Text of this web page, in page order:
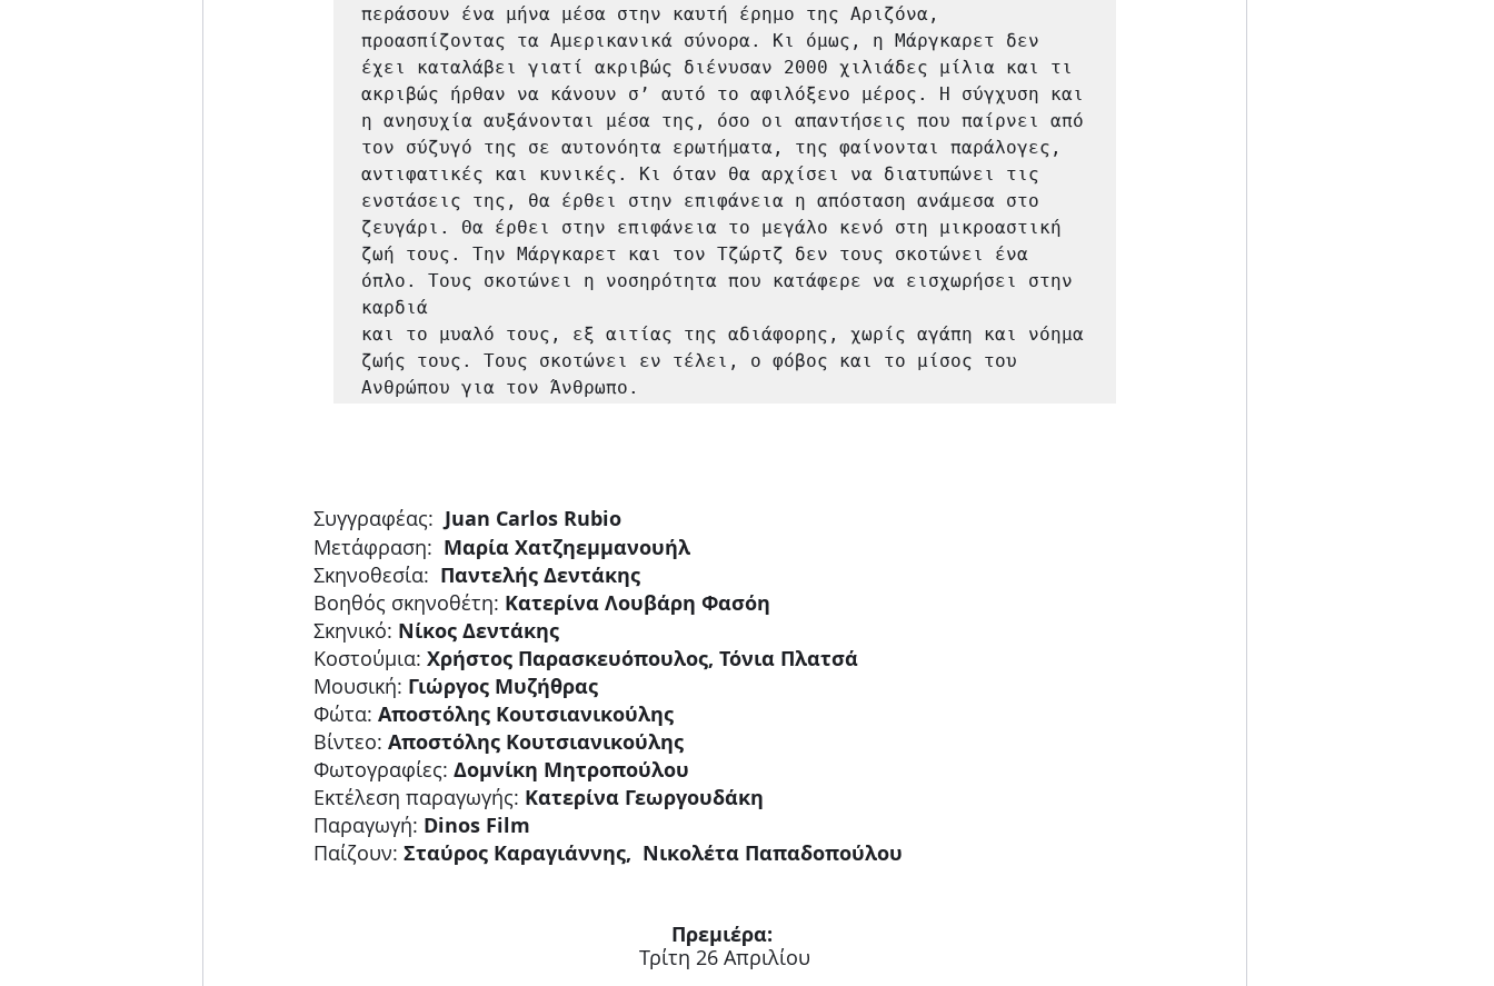
περάσουν ένα μήνα μέσα στην καυτή έρημο της Αριζόνα,
προασπίζοντας τα Αμερικανικά σύνορα. Κι όμως, η Μάργκαρετ δεν
έχει καταλάβει γιατί ακριβώς διένυσαν 2000 χιλιάδες μίλια και τι
ακριβώς ήρθαν να κάνουν σ’ αυτό το αφιλόξενο μέρος. Η σύγχυση και
η ανησυχία αυξάνονται μέσα της, όσο οι απαντήσεις που παίρνει από
τον σύζυγό της σε αυτονόητα ερωτήματα, της φαίνονται παράλογες,
αντιφατικές και κυνικές. Κι όταν θα αρχίσει να διατυπώνει τις
ενστάσεις της, θα έρθει στην επιφάνεια η απόσταση ανάμεσα στο
ζευγάρι. Θα έρθει στην επιφάνεια το μεγάλο κενό στη μικροαστική
ζωή τους. Την Μάργκαρετ και τον Τζώρτζ δεν τους σκοτώνει ένα
όπλο. Τους σκοτώνει η νοσηρότητα που κατάφερε να εισχωρήσει στην
καρδιά
και το μυαλό τους, εξ αιτίας της αδιάφορης, χωρίς αγάπη και νόημα
ζωής τους. Τους σκοτώνει εν τέλει, ο φόβος και το μίσος του
Ανθρώπου για τον Άνθρωπο.‍
Συγγραφέας:
  Juan Carlos Rubio
Μετάφραση:
  Μαρία Χατζηεμμανουήλ
Σκηνοθεσία:
  Παντελής Δεντάκης
Βοηθός σκηνοθέτη: Κατερίνα Λουβάρη Φασόη
Σκηνικό: Νίκος Δεντάκης
Κοστούμια: Χρήστος Παρασκευόπουλος, Τόνια Πλατσά
Μουσική: Γιώργος Μυζήθρας
Φώτα: Αποστόλης Κουτσιανικούλης
Βίντεο: Αποστόλης Κουτσιανικούλης
Φωτογραφίες: Δομνίκη Μητροπούλου
Εκτέλεση παραγωγής: Κατερίνα Γεωργουδάκη
Παραγωγή: Dinos Film
Παίζουν: Σταύρος Καραγιάννης,  Νικολέτα Παπαδοπούλου
Πρεμιέρα:
Τρίτη 26 Απριλίου